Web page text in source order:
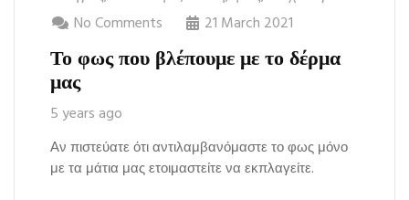
No Comments
21 March 2021
Το φως που βλέπουμε με το δέρμα
μας
5 years ago
Αν πιστεύατε ότι αντιλαμβανόμαστε το φως μόνο
με τα μάτια μας ετοιμαστείτε να εκπλαγείτε.